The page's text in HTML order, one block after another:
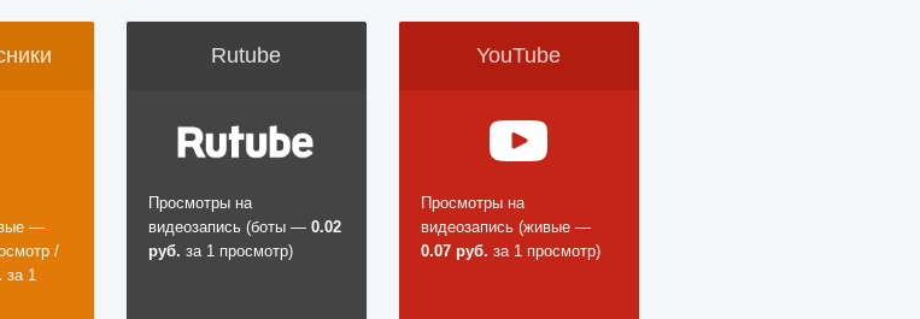
—
/
за 1
Rutube
Просмотры на
видеозапись (боты — 0.02
руб. за 1 просмотр)
YouTube
Просмотры на
видеозапись (живые —
0.07 руб. за 1 просмотр)